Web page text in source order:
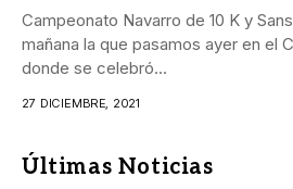
Campeonato Navarro de 10 K y
mañana la que pasamos ayer en el
donde se celebró...
27 DICIEMBRE, 2021
Últimas Noticias